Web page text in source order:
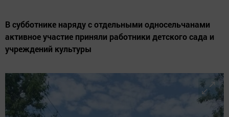
В субботнике наряду с отдельными односельчанами
активное участие приняли работники детского сада и
учреждений культуры